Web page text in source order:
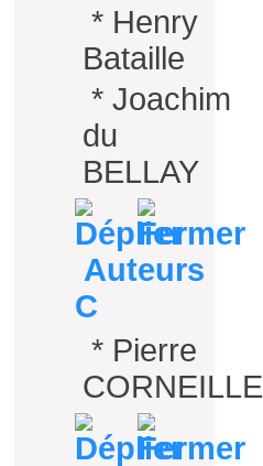
* Henry
Bataille
* Joachim
du
BELLAY
Auteurs
C
* Pierre
CORNEILLE